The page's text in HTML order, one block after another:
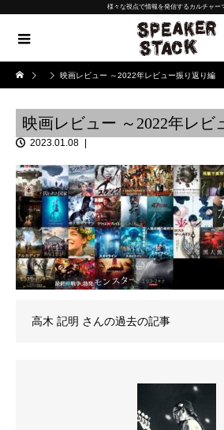
様々な視点で情報を発信するカルチャー
映画レビュー ～2022年レビュー振り返り編
映画レビュー ～2022年レビ
2023.01.08
高木 記明 さんの過去の記事